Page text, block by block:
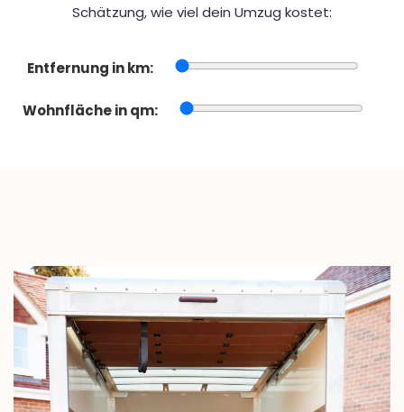
Schätzung, wie viel dein Umzug kostet:
Entfernung in km:
Wohnfläche in qm: